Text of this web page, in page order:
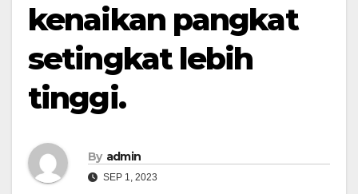
kenaikan pangkat
setingkat lebih
tinggi.
By admin
SEP 1, 2023